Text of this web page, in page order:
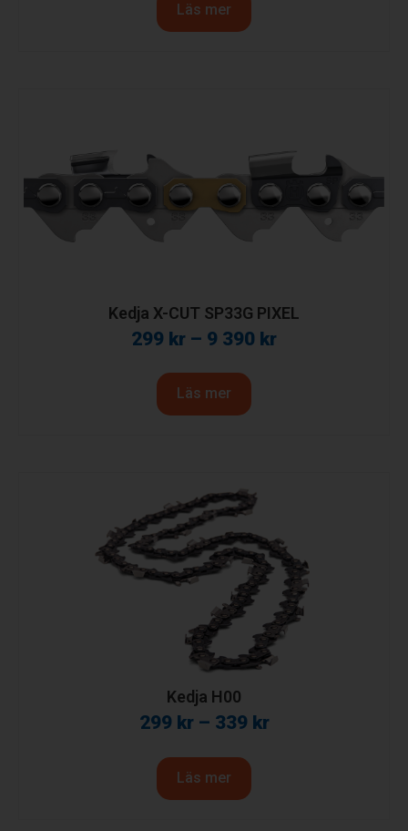
Läs mer
Kedja X-CUT SP33G PIXEL
299 kr – 9 390 kr
Läs mer
Kedja H00
299 kr– 339 kr
Läs mer